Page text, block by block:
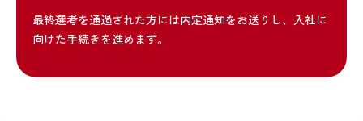
最終選考を通過された方には内定通知をお送りし、入社に
向けた手続きを進めます。